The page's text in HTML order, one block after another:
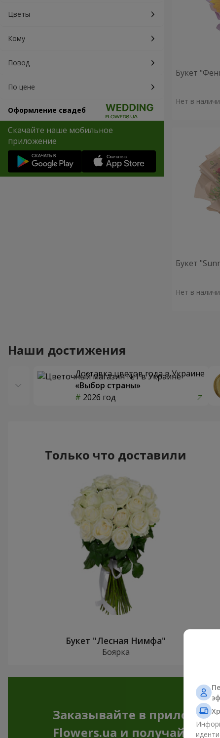
Цветы
Кому
Повод
По цене
Оформление свадеб
Скачайте наше мобильное
приложение
Букет
Нет в
Букет
Нет в
Наши достижения
Доставка цветов года в Украине
«Выбор страны»
2026 год
Только что доставили
Букет "Лесная Нимфа"
Боярка
Заказывайте в
Flowers.ua и получайте